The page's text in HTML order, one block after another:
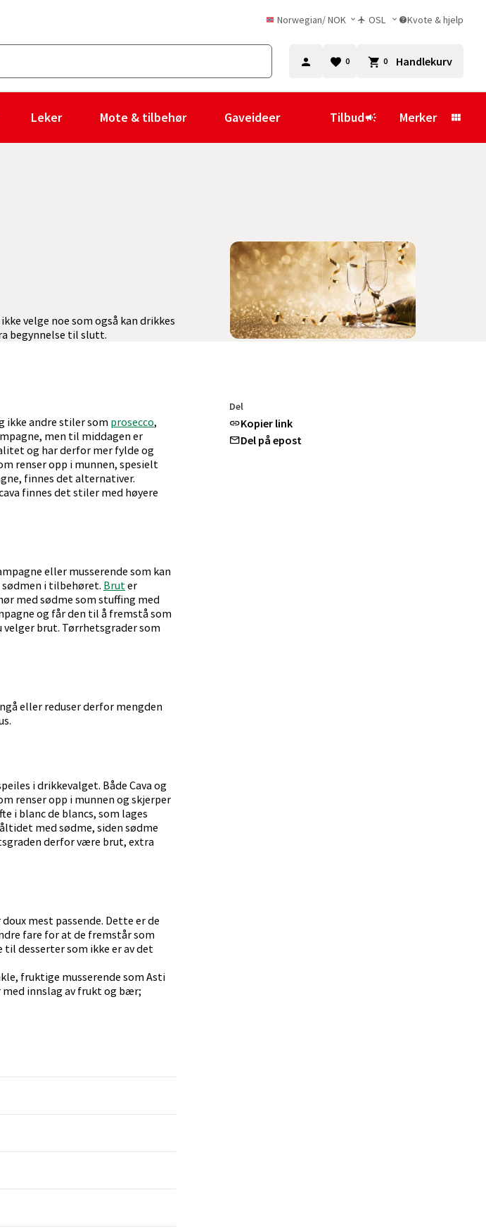
Norwegian/NOK OSL Kvote & hjelp
0 0 Handlekurv
Leker Mote & tilbehør Gaveideer Tilbud Merker
velge noe som også kan drikkes
begynnelse til slutt.
ikke andre stiler som prosecco,
men til middagen er
og har derfor mer fylde og
renser opp i munnen, spesielt
finnes det alternativer.
finnes det stiler med høyere
eller musserende som kan
i tilbehøret. Bruter
med sødme som stuffing med
og får den til å fremstå som
velger brut. Tørrhetsgrader som
eller reduser derfor mengden
i drikkevalget. Både Cava og
renser opp i munnen og skjerper
i blanc de blancs, som lages
med sødme, siden sødme
derfor være brut, extra
mest passende. Dette er de
fare for at de fremstår som
til desserter som ikke er av det
fruktige musserende som Asti
med innslag av frukt og bær;
Del
Kopier link
Del på epost